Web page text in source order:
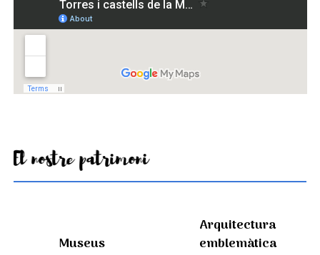
El nostre patrimoni
Museus
Arquitectura
emblemàtica